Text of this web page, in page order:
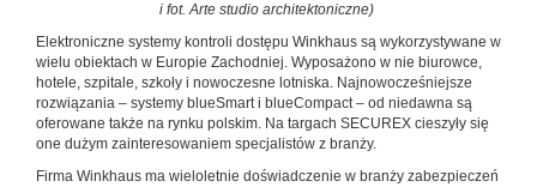
i fot. Arte studio architektoniczne)
Elektroniczne systemy kontroli dostępu Winkhaus są wykorzystywane w
wielu obiektach w Europie Zachodniej. Wyposażono w nie biurowce,
hotele, szpitale, szkoły i nowoczesne lotniska. Najnowocześniejsze
rozwiązania – systemy blueSmart i blueCompact – od niedawna są
oferowane także na rynku polskim. Na targach SECUREX cieszyły się
one dużym zainteresowaniem specjalistów z branży.
Firma Winkhaus ma wieloletnie doświadczenie w branży zabezpieczeń